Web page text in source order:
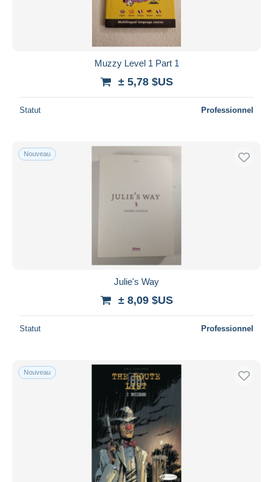
Muzzy Level 1 Part 1
± 5,78 $US
Statut Professionnel
Nouveau
Julie's Way
± 8,09 $US
Statut Professionnel
Nouveau